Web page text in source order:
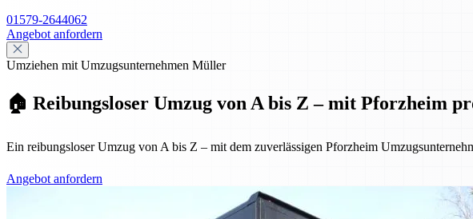
01579-2644062
Angebot anfordern
Umziehen mit Umzugsunternehmen Müller
🏠 Reibungsloser Umzug von A bis Z – mit Pforzheim
Ein reibungsloser Umzug von A bis Z – mit dem zuverlässigen Pforzheim
Angebot anfordern